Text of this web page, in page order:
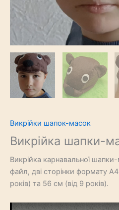
Викрійки шапок-масок
Викрійка шапки-
Викрійка карнавальної
файл, дві сторінки формату
років) та 56 см (від 9 років).